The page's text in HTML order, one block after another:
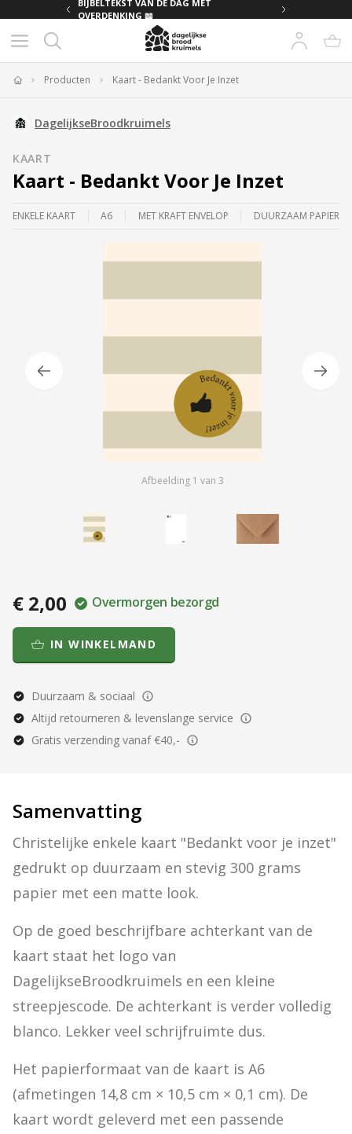
BIJBELTEKST VAN DE DAG MET
OVERDENKING 📖
Producten Kaart - Bedankt Voor Je Inzet
DagelijkseBroodkruimels
KAART
Kaart - Bedankt Voor Je Inzet
ENKELE KAART A6 MET KRAFT ENVELOP DUURZAAM PAPIER
Afbeelding 1 van 3
€ 2,00 Overmorgen bezorgd
IN WINKELMAND
Duurzaam & sociaal
Altijd retourneren & levenslange service
Gratis verzending vanaf €40,-
Samenvatting
Christelijke enkele kaart "Bedankt voor je inzet"
gedrukt op duurzaam en stevig 300 grams
papier met een matte look.
Op de goed beschrijfbare achterkant van de
kaart staat het logo van
DagelijkseBroodkruimels en een kleine
streepjescode. De achterkant is verder volledig
blanco. Lekker veel schrijfruimte dus.
Het papierformaat van de kaart is A6
(afmetingen 14,8 cm × 10,5 cm × 0,1 cm). De
kaart wordt geleverd met een passende